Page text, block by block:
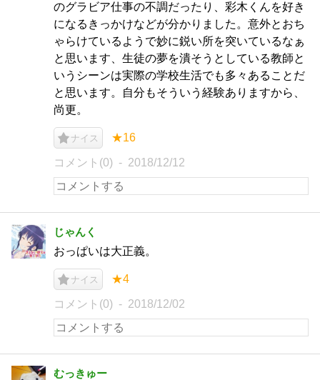
のグラビア仕事の不調だったり、彩木くんを好き
になるきっかけなどが分かりました。意外とおち
ゃらけているようで妙に鋭い所を突いているなぁ
と思います、生徒の夢を潰そうとしている教師と
いうシーンは実際の学校生活でも多々あることだ
と思います。自分もそういう経験ありますから、
尚更。
ナイス ★16
コメント(0) 2018/12/12
じゃんく
おっぱいは大正義。
ナイス ★4
コメント(0) 2018/12/02
むっきゅー